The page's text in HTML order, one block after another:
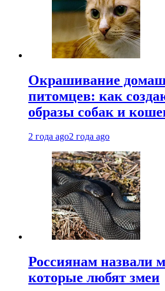
Окрашивание
питомцев: как
образы собак и
2 года ago2 года ago
Россиянам назвали
которые любят змеи